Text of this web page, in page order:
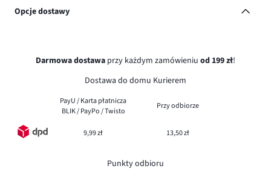
Opcje dostawy
Darmowa dostawa przy każdym zamówieniu od 199 zł!
Dostawa do domu Kurierem
PayU / Karta płatnicza
BLIK / PayPo / Twisto
Przy odbiorze
9,99 zł 13,50 zł
Punkty odbioru